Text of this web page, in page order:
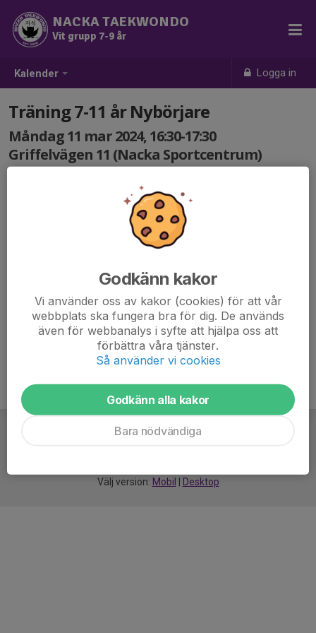
Kalender Logga in
NACKA TAEKWONDO
Vit grupp 7-9 år
Träning 7-11 år Nybörjare
Måndag 11 mar 2024, 16:30-17:30
Griffelvägen 11 (Nacka Sportcentrum)
Välj version: Mobil Desktop
Godkänn kakor
Vi använder oss av kakor (cookies) för att vår
webbplats ska fungera bra för dig. De används
även för webbanalys i syfte att hjälpa oss att
förbättra våra tjänster.
Så använder vi cookies
Godkänn alla kakor
Bara nödvändiga